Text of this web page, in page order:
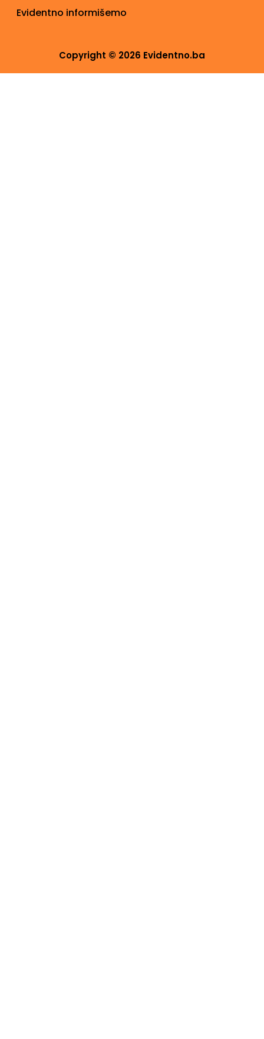
Evidentno informišemo
Copyright © 2026 Evidentno.ba